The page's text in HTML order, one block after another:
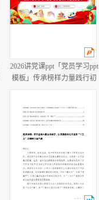
2026讲党课ppt「党员学习ppt
模板」传承榜样力量践行初
心使命PP学习“七一勋章”获
整内容」.pptx